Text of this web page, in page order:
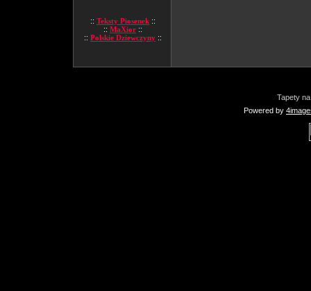
:: Teksty Piosenek ::
:: MaXior ::
:: Polskie Dziewczyny ::
Tapety
Powered by